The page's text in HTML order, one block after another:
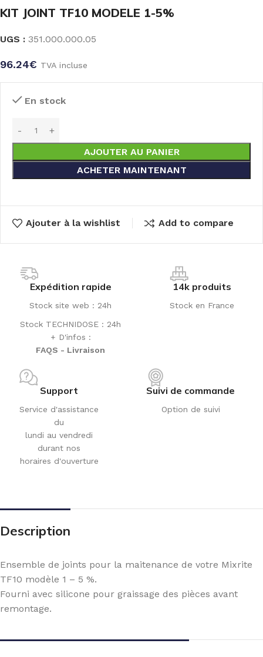
KIT JOINT TF10 MODELE 1-5%
UGS : 351.000.000.05
96.24€ TVA incluse
En stock
AJOUTER AU PANIER
ACHETER MAINTENANT
Ajouter à la wishlist Add to compare
Expédition rapide
Stock site web : 24h
Stock TECHNIDOSE : 24h
+ D'infos :
FAQS - Livraison
14k produits
Stock en France
Support
Service d'assistance
du
lundi au vendredi
durant nos
horaires d'ouverture
Suivi de commande
Option de suivi
Description
Ensemble de joints pour la maitenance de votre Mixrite
TF10 modèle 1 – 5 %.
Fourni avec silicone pour graissage des pièces avant
remontage.